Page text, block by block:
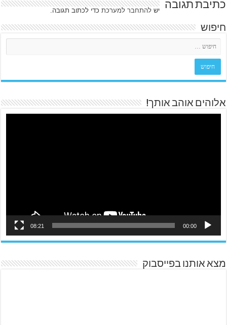
כתיבת תגובה ישלהתחבר למערכת כדי לכתוב תגובה.
חיפוש
אלוהים אוהב אותך!
00:00
08:21
מצא אותנו בפייסבוק